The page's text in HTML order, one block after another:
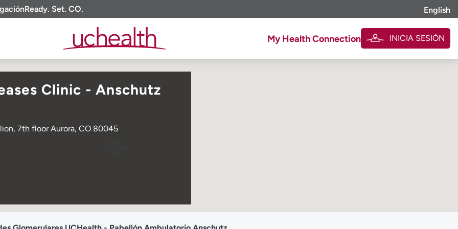
Ready. Set. CO. English
My Health Connection INICIA SESIÓN
Clinic - Anschutz
7th floor Aurora, CO 80045